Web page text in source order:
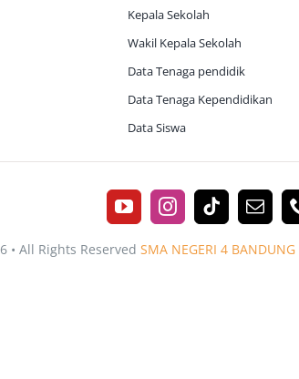
Kepala Sekolah
Wakil Kepala Sekolah
Data Tenaga pendidik
Data Tenaga Kependidikan
Data Siswa
• All Rights Reserved SMA NEGERI 4 BANDUNG